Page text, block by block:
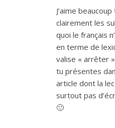
J’aime
clairement les
quoi le français
en terme de
valise « arrêter
tu présentes
article dont la
surtout pas
🙂